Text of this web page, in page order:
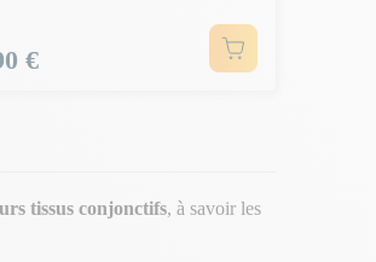
€
tissus conjonctifs, à savoir les